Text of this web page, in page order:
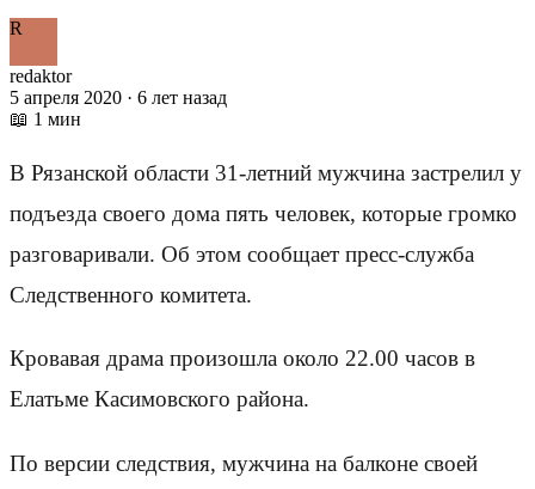
R
redaktor
5 апреля 2020 · 6 лет назад
📖 1 мин
В Рязанской области 31-летний мужчина застрелил у
подъезда своего дома пять человек, которые громко
разговаривали. Об этом сообщает пресс-служба
Следственного комитета.
Кровавая драма произошла около 22.00 часов в
Елатьме Касимовского района.
По версии следствия, мужчина на балконе своей